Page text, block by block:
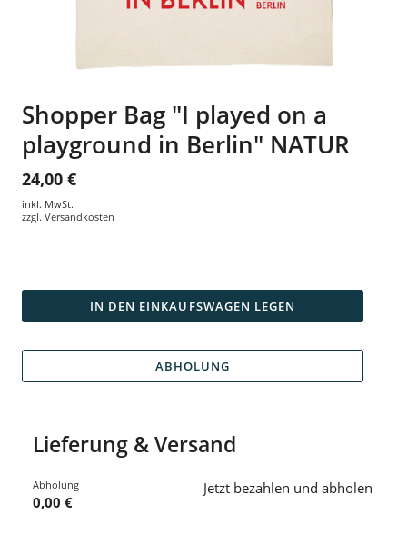
Shopper Bag "I played on a
playground in Berlin" NATUR
24,00 €
inkl. MwSt.
zzgl. Versandkosten
IN DEN EINKAUFSWAGEN LEGEN
ABHOLUNG
Lieferung & Versand
Abholung
0,00 €
Jetzt bezahlen und abholen